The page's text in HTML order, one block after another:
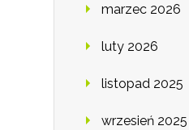
marzec 2026
luty 2026
listopad 2025
wrzesień 2025